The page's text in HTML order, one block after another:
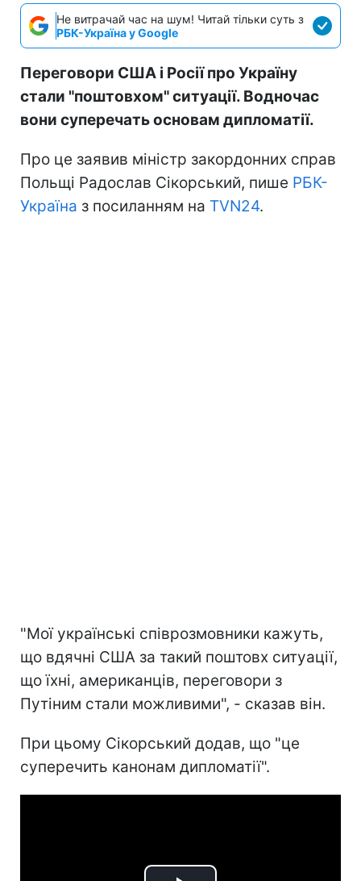
Не витрачай час на шум! Читай тільки суть з
РБК-Україна у Google
Переговори США і Росії про Україну
стали "поштовхом" ситуації. Водночас
вони суперечать основам дипломатії.
Про це заявив міністр закордонних справ
Польщі Радослав Сікорський, пише РБК-
Україна з посиланням на TVN24.
"Мої українські співрозмовники кажуть,
що вдячні США за такий поштовх ситуації,
що їхні, американців, переговори з
Путіним стали можливими", - сказав він.
При цьому Сікорський додав, що "це
суперечить канонам дипломатії".